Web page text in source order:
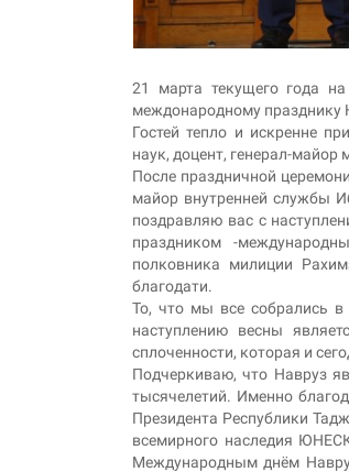
21 марта текущего года
междонародному празднику
Гостей тепло и искренне
наук, доцент, генерал-
После праздничной
майор внутренней службы
поздравляю вас с
праздником -
полковника милиции
благодати.
То, что мы все собрались в
наступлению весны
сплоченности, которая и
Подчеркиваю, что Навруз
тысячелетий. Именно
Президента Республики
всемирного наследия
Международным днём